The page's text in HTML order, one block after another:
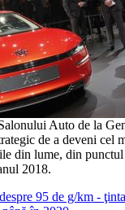
Auto de la
de a deveni cel
din lume, din
2018.
despre 95 de g/km -